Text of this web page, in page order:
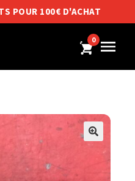
POUR 100€ D'ACHAT
0